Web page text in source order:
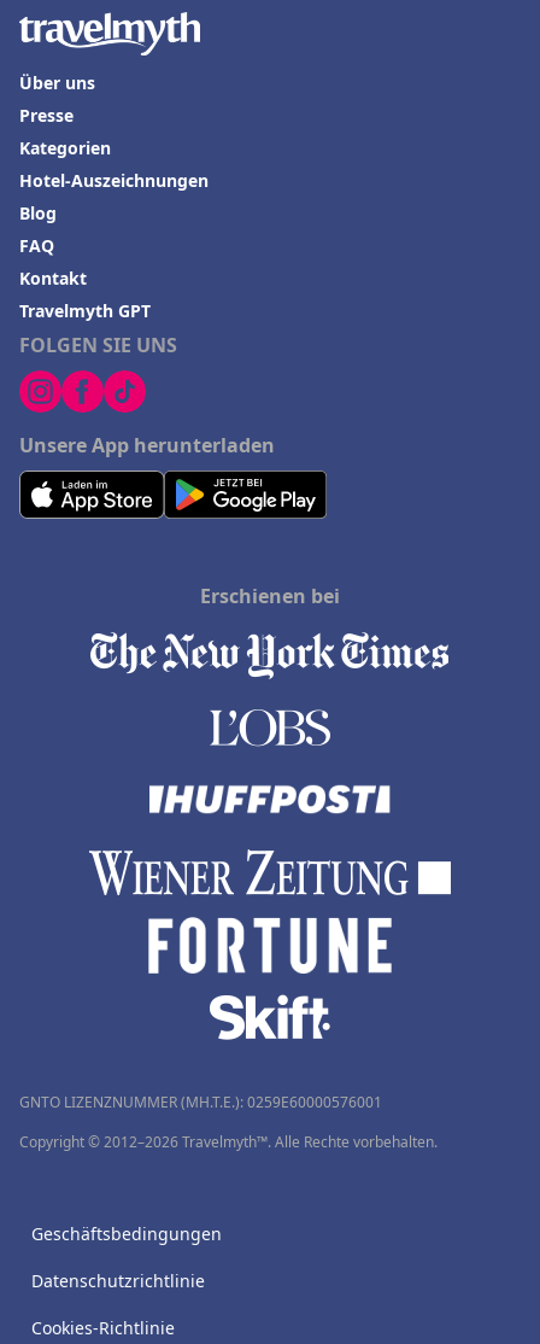
FOLGEN SIE UNS
Unsere App herunterladen
Über uns
Presse
Kategorien
Hotel-Auszeichnungen
Blog
FAQ
Kontakt
Travelmyth GPT
Erschienen bei
GNTO LIZENZNUMMER (MH.T.E.): 0259Ε60000576001
Copyright © 2012–2026 Travelmyth™. Alle Rechte vorbehalten.
Geschäftsbedingungen
Datenschutzrichtlinie
Cookies-Richtlinie